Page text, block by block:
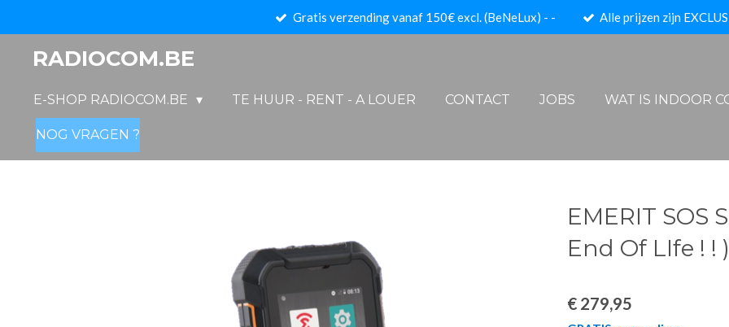
hoofdinhoud
Gratis verzending vanaf 150€ excl. (BeNeLux) - - Alle prijzen zijn
RADIOCOM.BE
E-SHOP RADIOCOM.BE TE HUUR - RENT - A LOUER CONTACT JOBS WAT IS INDOOR
NOG VRAGEN ?
EMERIT SOS
End Of LIfe ! ! )
€ 279,95